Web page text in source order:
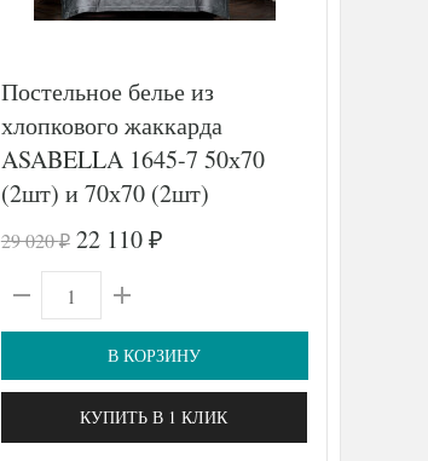
Постельное белье из
хлопкового жаккарда
ASABELLA 1645-7 50х70
(2шт) и 70х70 (2шт)
семейное
29 020₽ 22 110 ₽
В КОРЗИНУ
КУПИТЬ В 1 КЛИК